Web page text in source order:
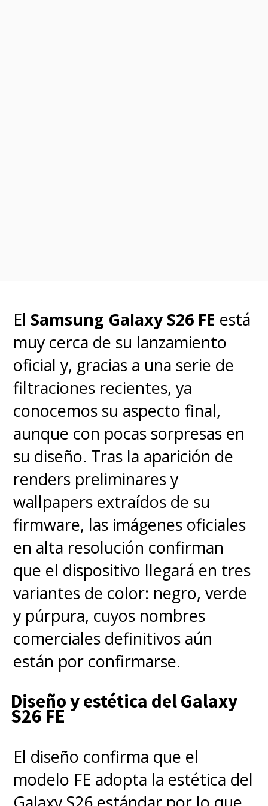
El Samsung Galaxy S26 FE está
muy cerca de su lanzamiento
oficial y, gracias a una serie de
filtraciones recientes, ya
conocemos su aspecto final,
aunque con pocas sorpresas en
su diseño. Tras la aparición de
renders preliminares y
wallpapers extraídos de su
firmware, las imágenes oficiales
en alta resolución confirman
que el dispositivo llegará en tres
variantes de color: negro, verde
y púrpura, cuyos nombres
comerciales definitivos aún
están por confirmarse.
Diseño y estética del Galaxy
S26 FE
El diseño confirma que el
modelo FE adopta la estética del